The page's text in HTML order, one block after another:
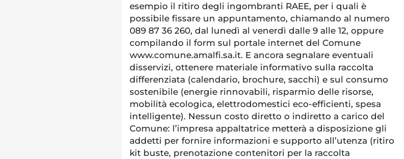
esempio il ritiro degli ingombranti RAEE, per i quali è
possibile fissare un appuntamento, chiamando al numero
089 87 36 260, dal lunedì al venerdì dalle 9 alle 12, oppure
compilando il form sul portale internet del Comune
www.comune.amalfi.sa.it. E ancora segnalare eventuali
disservizi, ottenere materiale informativo sulla raccolta
differenziata (calendario, brochure, sacchi) e sul consumo
sostenibile (energie rinnovabili, risparmio delle risorse,
mobilità ecologica, elettrodomestici eco-efficienti, spesa
intelligente). Nessun costo diretto o indiretto a carico del
Comune: l’impresa appaltatrice metterà a disposizione gli
addetti per fornire informazioni e supporto all’utenza (ritiro
kit buste, prenotazione contenitori per la raccolta